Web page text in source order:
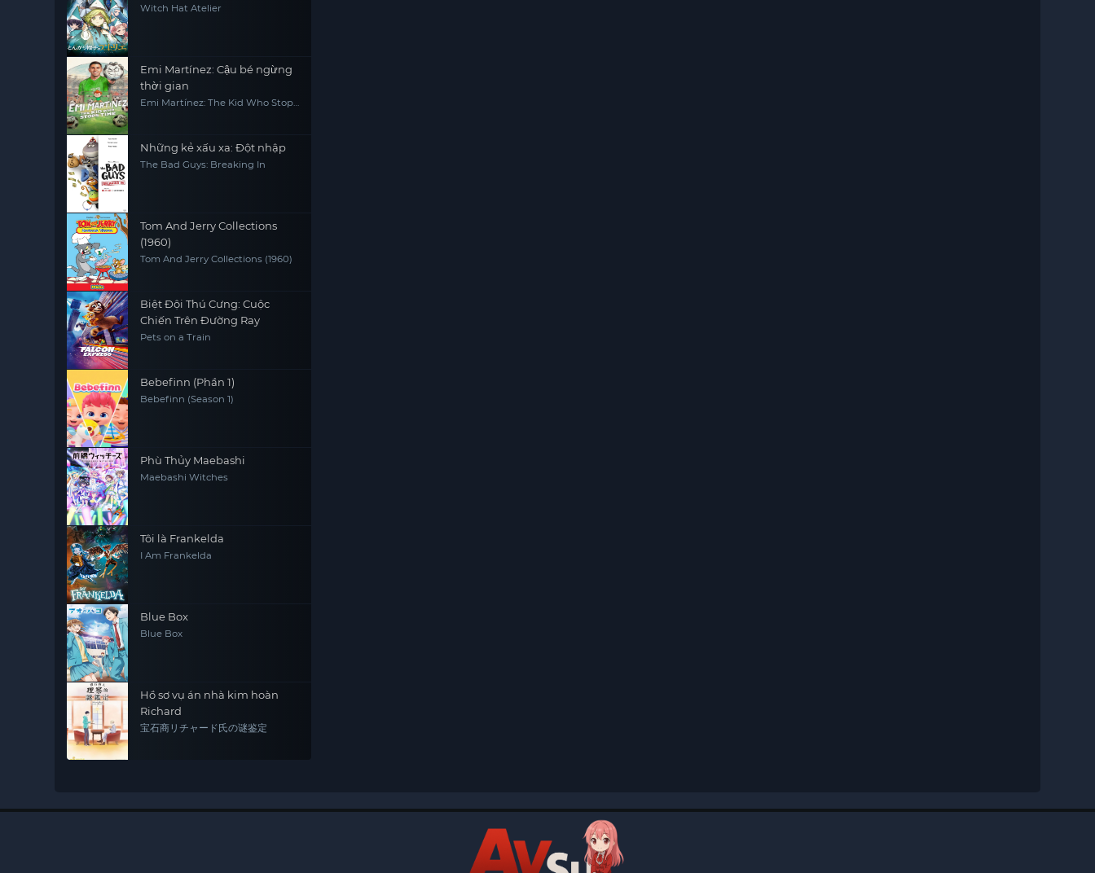
Witch Hat Atelier
Emi Martínez: Cậu bé ngừng
thời gian
Emi Martínez: The Kid Who Stops
Những kẻ xấu xa: Đột nhập
The Bad Guys: Breaking In
Tom And Jerry Collections
(1960)
Tom And Jerry Collections (1960)
Biệt Đội Thú Cưng: Cuộc
Chiến Trên Đường Ray
Pets on a Train
Bebefinn (Phần 1)
Bebefinn (Season 1)
Phù Thủy Maebashi
Maebashi Witches
Tôi là Frankelda
I Am Frankelda
Blue Box
Blue Box
Hồ sơ vụ án nhà kim hoàn
Richard
宝石商リチャード氏の谜鉴定